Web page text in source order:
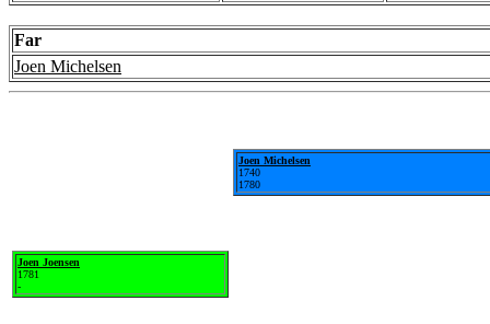
Far
Joen Michelsen
Joen Joensen
1781
-
Joen Michelsen
1740
1780